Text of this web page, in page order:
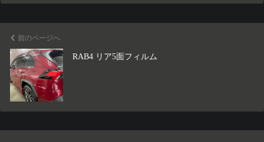
前のページへ
RAB4 リア5面フィルム